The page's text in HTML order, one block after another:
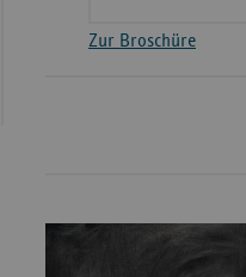
Zur Broschüre